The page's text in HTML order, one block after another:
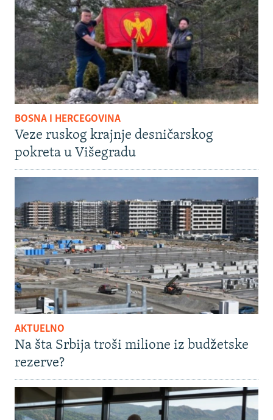
BOSNA I HERCEGOVINA
Veze ruskog krajnje desničarskog
pokreta u Višegradu
AKTUELNO
Na šta Srbija troši milione iz budžetske
rezerve?